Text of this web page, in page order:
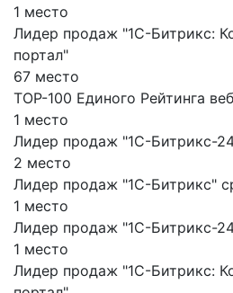
1 место
Лидер продаж "1С-Битрикс:
портал"
67 место
TOP-100 Единого Рейтинга
1 место
Лидер продаж "1С-Битрикс-
2 место
Лидер продаж "1С-Битрикс"
1 место
Лидер продаж "1С-Битрикс-
1 место
Лидер продаж "1С-Битрикс: